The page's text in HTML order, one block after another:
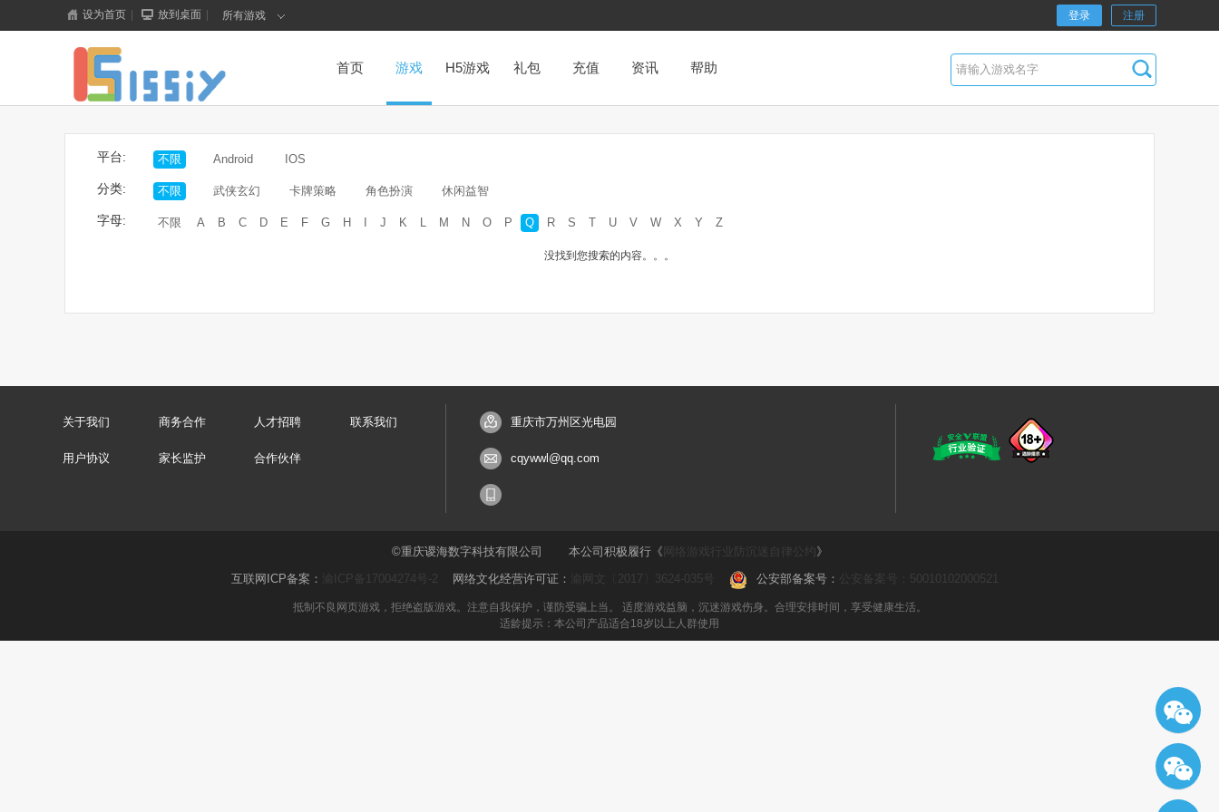
设为首页 放到桌面 所有游戏 登录 注册
首页 游戏 H5游戏 礼包 充值 资讯 帮助
平台: 不限 Android IOS
分类: 不限 武侠玄幻 卡牌策略 角色扮演 休闲益智
字母: 不限 A B C D E F G H I J K L M N O P Q R S T U V W X Y Z
没找到您搜索的内容。。。
关于我们 商务合作 人才招聘 联系我们
用户协议 家长监护 合作伙伴
重庆市万州区光电园
cqywwl@qq.com
©重庆谡海数字科技有限公司 本公司积极履行《 网络游戏行业防沉迷自律公约 》
互联网ICP备案：
渝ICP备17004274号-2 网络文化经营许可证： 渝网文〔2017〕3624-035号 公安部备案号： 公安备案号：50010102000521
抵制不良网页游戏，拒绝盗版游戏。注意自我保护，谨防受骗上当。 适度游戏益脑，沉迷游戏伤身。合理安排时间，享受健康生活。
适龄提示：本公司产品适合18岁以上人群使用